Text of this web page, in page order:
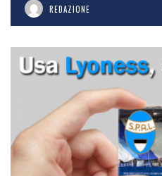
REDAZIONE